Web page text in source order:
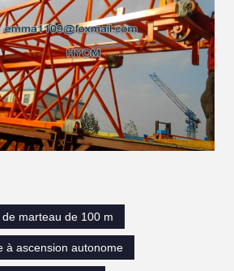
marteau de 100 m
à ascension autonome